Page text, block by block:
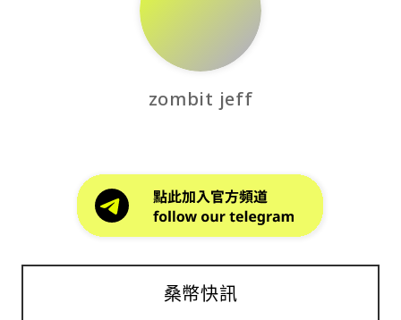
zombit jeff
桑幣快訊